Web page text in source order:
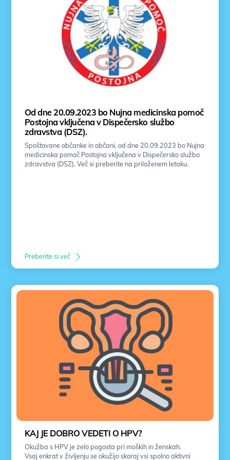
Od dne 20.09.2023 bo Nujna medicinska pomoč
Postojna vključena v Dispečersko službo
zdravstva (DSZ).
Spoštovane občanke in občani, od dne 20.09.2023 bo Nujna
medicinska pomoč Postojna vključena v Dispečersko službo
zdravstva (DSZ). Več si preberite na priloženem letaku.
Preberite si več
KAJ JE DOBRO VEDETI O HPV?
Okužba s HPV je zelo pogosta pri moških in ženskah.
Vsaj enkrat v življenju se okužijo skoraj vsi spolno aktivni